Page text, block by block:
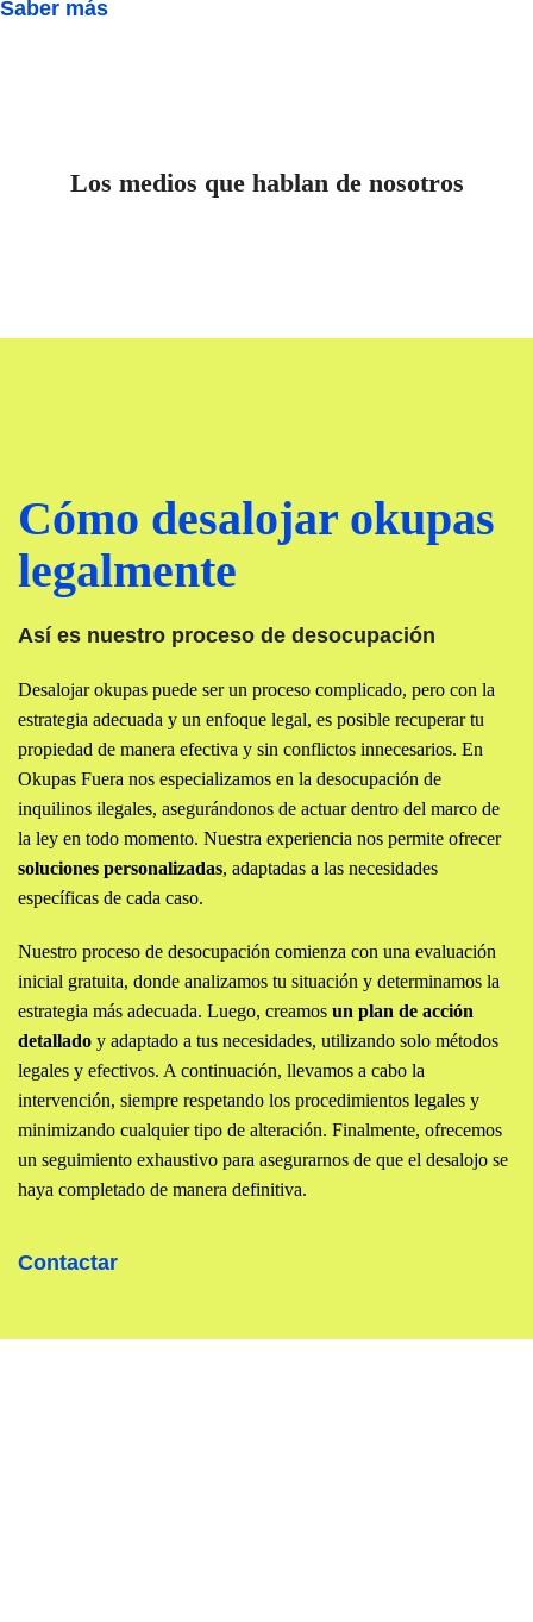
Saber más
Los medios que hablan de nosotros
Cómo desalojar okupas
legalmente
Así es nuestro proceso de desocupación
Desalojar okupas puede ser un proceso complicado, pero con la
estrategia adecuada y un enfoque legal, es posible recuperar tu
propiedad de manera efectiva y sin conflictos innecesarios. En
Okupas Fuera nos especializamos en la desocupación de
inquilinos ilegales, asegurándonos de actuar dentro del marco de
la ley en todo momento. Nuestra experiencia nos permite ofrecer
soluciones personalizadas, adaptadas a las necesidades
específicas de cada caso.
Nuestro proceso de desocupación comienza con una evaluación
inicial gratuita, donde analizamos tu situación y determinamos la
estrategia más adecuada. Luego, creamos un plan de acción
detallado y adaptado a tus necesidades, utilizando solo métodos
legales y efectivos. A continuación, llevamos a cabo la
intervención, siempre respetando los procedimientos legales y
minimizando cualquier tipo de alteración. Finalmente, ofrecemos
un seguimiento exhaustivo para asegurarnos de que el desalojo se
haya completado de manera definitiva.
Contactar